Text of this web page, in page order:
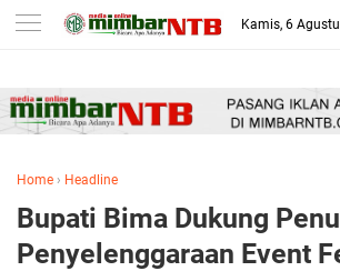
-->
Kamis, 6
Home › Headline
Bupati Bima Dukung
Penyelenggaraan Event